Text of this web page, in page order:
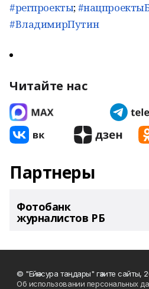
#регпроекты;
#ВладимирПутин
Читайте нас
Партнеры
Фотобанк
журналистов РБ
© "Ейәнсура таңдары" гәзите сайты,
Об использовании персональных